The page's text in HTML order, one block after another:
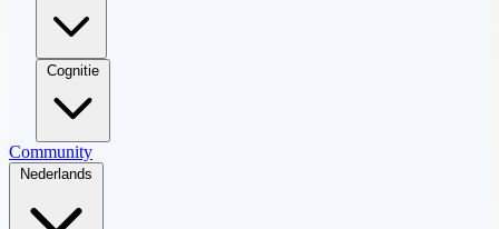
Cognitie
Community
Nederlands